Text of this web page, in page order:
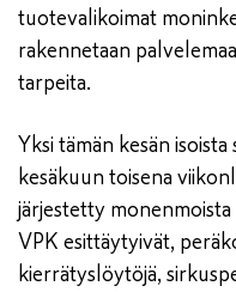
tuotevalikoimat
rakennetaan
tarpeita.
Yksi tämän kesän
kesäkuun toisena
järjestetty
VPK esittäytyivät,
kierrätyslöytöjä,